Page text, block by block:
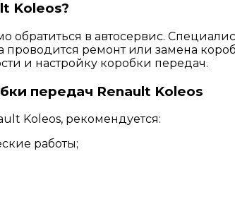
Koleos?
в автосервис.
ремонт или замена
и настройку коробки передач.
передач Renault Koleos
Koleos, рекомендуется:
работы;